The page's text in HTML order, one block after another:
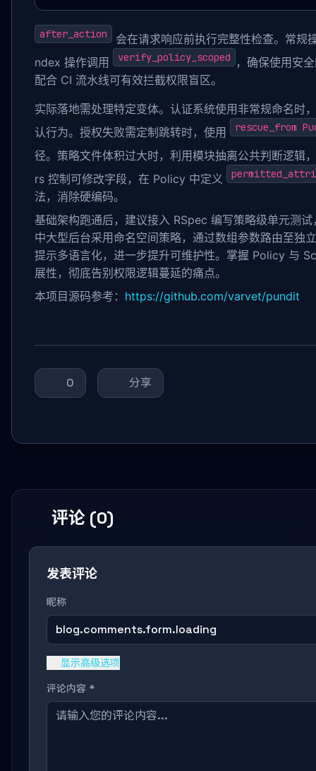
after_action
会在请求响应前执行完整性检查。常规
ndex 操作调用
verify_policy_scoped
，确保使用安
配合 CI 流水线可有效拦截权限盲区。
实际落地需处理特定变体。认证系统使用非常规命名时
认行为。授权失败需定制跳转时，使用
rescue_from
径。策略文件体积过大时，利用模块抽离公共判断逻辑
rs 控制可修改字段，在 Policy 中定义
法，消除硬编码。
基础架构跑通后，建议接入 RSpec 编写策略级单元测
中大型后台采用命名空间策略，通过数组参数路由至
提示多语言化，进一步提升可维护性。掌握 Policy 与
展性，彻底告别权限逻辑蔓延的痛点。
本项目源码参考： https://github.com/varvet/pundit
0 分享
评论 (0)
发表评论
昵称
blog.comments.form.loading
显示高级选项
评论内容 *